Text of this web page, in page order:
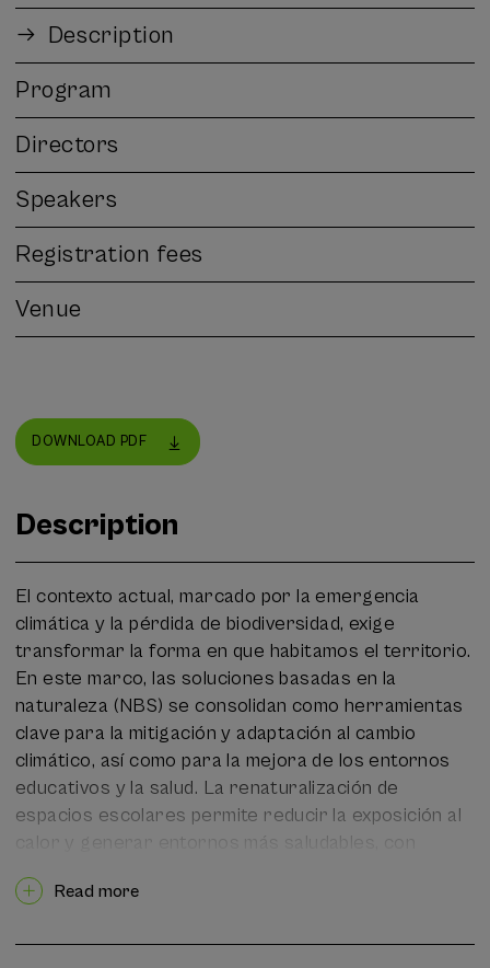
Description
Program
Directors
Speakers
Registration fees
Venue
DOWNLOAD PDF
Description
El contexto actual, marcado por la emergencia
climática y la pérdida de biodiversidad, exige
transformar la forma en que habitamos el territorio.
En este marco, las soluciones basadas en la
naturaleza (NBS) se consolidan como herramientas
clave para la mitigación y adaptación al cambio
climático, así como para la mejora de los entornos
educativos y la salud. La renaturalización de
espacios escolares permite reducir la exposición al
calor y generar entornos más saludables, con
especialmente vulnerable a estos impactos.
La V Escuela de Educación para la Sostenibilidad
Read more